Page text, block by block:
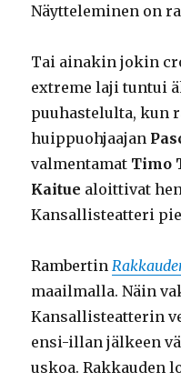
Näytteleminen on
Tai ainakin jokin
extreme laji tuntui
puuhastelulta, kun
huippuohjaajan
valmentamat Timo
Kaitue aloittivat
Kansallisteatteri
Rambertin
maailmalla. Näin
Kansallisteatterin
ensi-illan jälkeen
uskoa. Rakkauden